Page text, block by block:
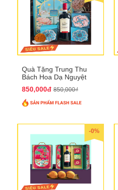
Quà Tặng Trung Thu
Bách Hoa Dạ Nguyệt
850,000đ 850,000₫
-0%